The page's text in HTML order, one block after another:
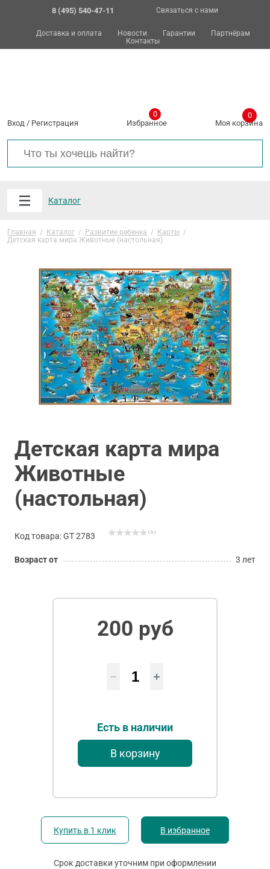
8 (495) 540-47-11 Связаться с нами
Доставка и оплата Новости Гарантии
Партнёрам
Контакты
Вход / Регистрация Избранное
0
Моя корзина
0
Каталог
Главная / Каталог / Развитие ребенка / Карты /
Детская карта мира Животные (настольная)
Детская карта мира
Животные
(настольная)
Код товара: GT 2783 ( 0 )
Возраст от 3 лет
200 руб
Есть в наличии
В корзину
Купить в 1 клик В избранное
Срок доставки уточним при оформлении